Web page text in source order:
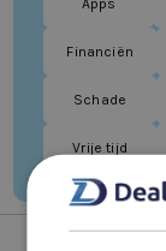
Apps
Financiën
Schade
Vrije tijd